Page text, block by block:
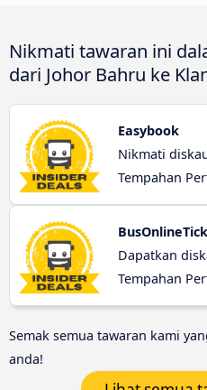
Nikmati tawaran ini
dari Johor Bahru ke
Easybook
Nikmati
Tempahan
Dapatkan
Tempahan
Semak semua tawaran kami
anda!